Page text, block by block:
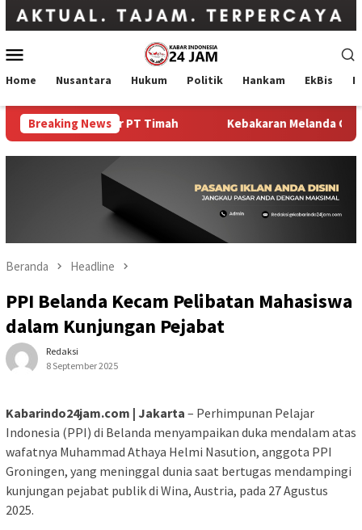
Loncat
Mobile
Home Nusantara Hukum Politik Hankam EkBis
Breaking News
Kantor PT Timah Kebakaran Melanda Gedung
Beranda Headline
PPI Belanda Kecam Pelibatan Mahasiswa
dalam Kunjungan Pejabat
Redaksi
8 September 2025
Kabarindo24jam.com | Jakarta – Perhimpunan Pelajar
Indonesia (PPI) di Belanda menyampaikan duka mendalam atas
wafatnya Muhammad Athaya Helmi Nasution, anggota PPI
Groningen, yang meninggal dunia saat bertugas mendampingi
kunjungan pejabat publik di Wina, Austria, pada 27 Agustus
2025.